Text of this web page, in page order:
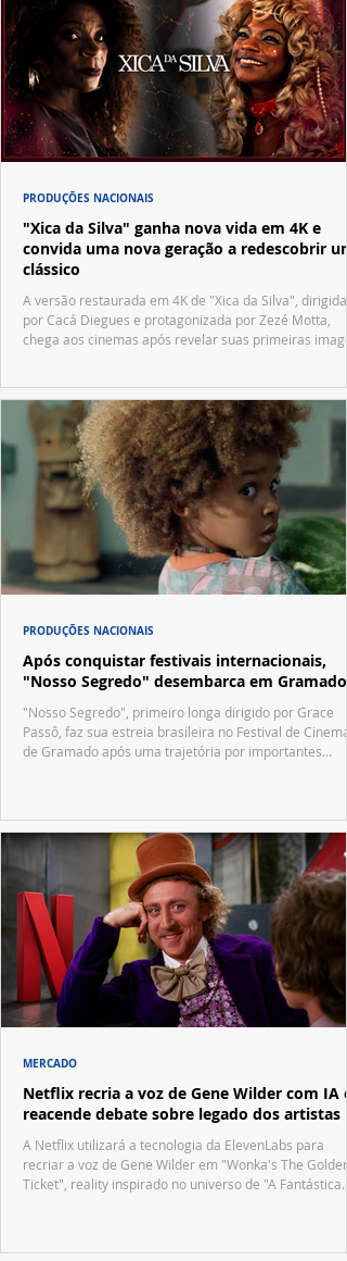
"Xica da Silva" ganha nova vida em 4K e
convida uma nova geração a redescobrir um
clássico
A versão restaurada em 4K de "Xica da Silva", dirigida
por Cacá Diegues e protagonizada por Zezé Motta,
chega aos cinemas após revelar suas primeiras
PRODUÇÕES NACIONAIS
Após conquistar festivais internacionais,
"Nosso Segredo" desembarca em Gramado
"Nosso Segredo", primeiro longa dirigido por Grace
Passô, faz sua estreia brasileira no Festival de Cinema
de Gramado após uma trajetória por importantes
PRODUÇÕES NACIONAIS
Netflix recria a voz de Gene Wilder com IA e
reacende debate sobre legado dos artistas
A Netflix utilizará a tecnologia da ElevenLabs para
recriar a voz de Gene Wilder em "Wonka's The Golden
Ticket", reality inspirado no universo de "A Fantástica
MERCADO